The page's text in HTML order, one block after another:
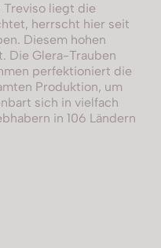
liegt die
herrscht hier seit
Diesem hohen
Die Glera-Trauben
perfektioniert die
Produktion, um
sich in vielfach
in 106 Ländern